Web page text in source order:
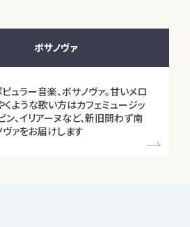
ボサノヴァ
ュラー音楽、ボサノヴァ。甘いメロ
くような歌い方はカフェミュージッ
ン、イリアーヌなど、新旧問わず南
ァをお届けします